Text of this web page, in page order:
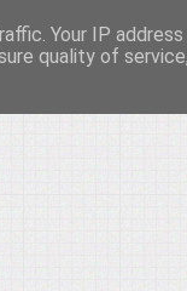
και έκταση...
Your IP
quality of